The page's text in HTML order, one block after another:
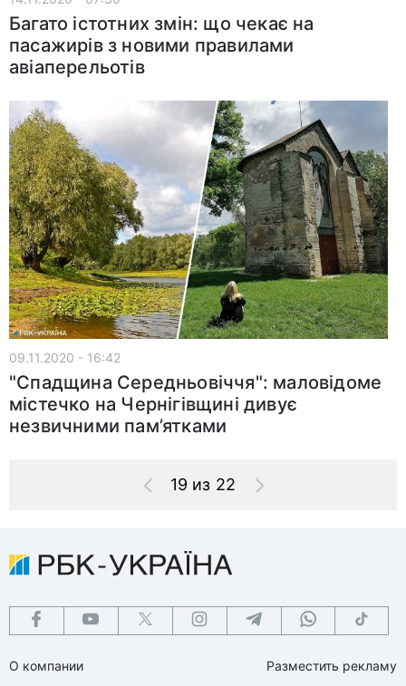
Багато істотних змін: що чекає на
пасажирів з новими правилами
авіаперельотів
09.11.2020 - 16:42
"Спадщина Середньовіччя": маловідоме
містечко на Чернігівщині дивує
незвичними пам’ятками
19 из 22
О компании
Разместить рекламу